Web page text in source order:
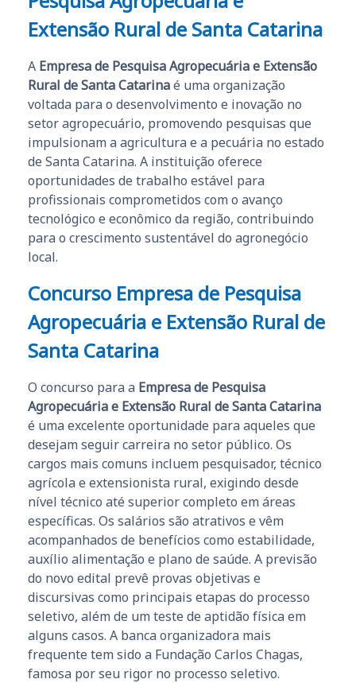
Extensão Rural de Santa Catarina
A Empresa de Pesquisa Agropecuária e Extensão
Rural de Santa Catarinaé uma organização
voltada para o desenvolvimento e inovação no
setor agropecuário, promovendo pesquisas que
impulsionam a agricultura e a pecuária no estado
de Santa Catarina. A instituição oferece
oportunidades de trabalho estável para
profissionais comprometidos com o avanço
tecnológico e econômico da região, contribuindo
para o crescimento sustentável do agronegócio
local.
Concurso Empresa de Pesquisa
Agropecuária e Extensão Rural de
Santa Catarina
O concurso para a Empresa de Pesquisa
Agropecuária e Extensão Rural de Santa Catarina
é uma excelente oportunidade para aqueles que
desejam seguir carreira no setor público. Os
cargos mais comuns incluem pesquisador, técnico
agrícola e extensionista rural, exigindo desde
nível técnico até superior completo em áreas
específicas. Os salários são atrativos e vêm
acompanhados de benefícios como estabilidade,
auxílio alimentação e plano de saúde. A previsão
do novo edital prevê provas objetivas e
discursivas como principais etapas do processo
seletivo, além de um teste de aptidão física em
alguns casos. A banca organizadora mais
frequente tem sido a Fundação Carlos Chagas,
famosa por seu rigor no processo seletivo.